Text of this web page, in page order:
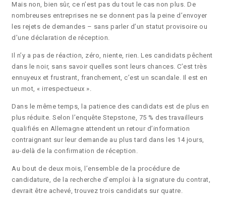
Mais non, bien sûr, ce n’est pas du tout le cas non plus. De
nombreuses entreprises ne se donnent pas la peine d’envoyer
les rejets de demandes – sans parler d’un statut provisoire ou
d’une déclaration de réception.
Il n’y a pas de réaction, zéro, niente, rien. Les candidats pêchent
dans le noir, sans savoir quelles sont leurs chances. C’est très
ennuyeux et frustrant, franchement, c’est un scandale. Il est en
un mot, « irrespectueux ».
Dans le même temps, la patience des candidats est de plus en
plus réduite. Selon l’enquête Stepstone, 75 % des travailleurs
qualifiés en Allemagne attendent un retour d’information
contraignant sur leur demande au plus tard dans les 14 jours,
au-delà de la confirmation de réception.
Au bout de deux mois, l’ensemble de la procédure de
candidature, de la recherche d’emploi à la signature du contrat,
devrait être achevé, trouvez trois candidats sur quatre.